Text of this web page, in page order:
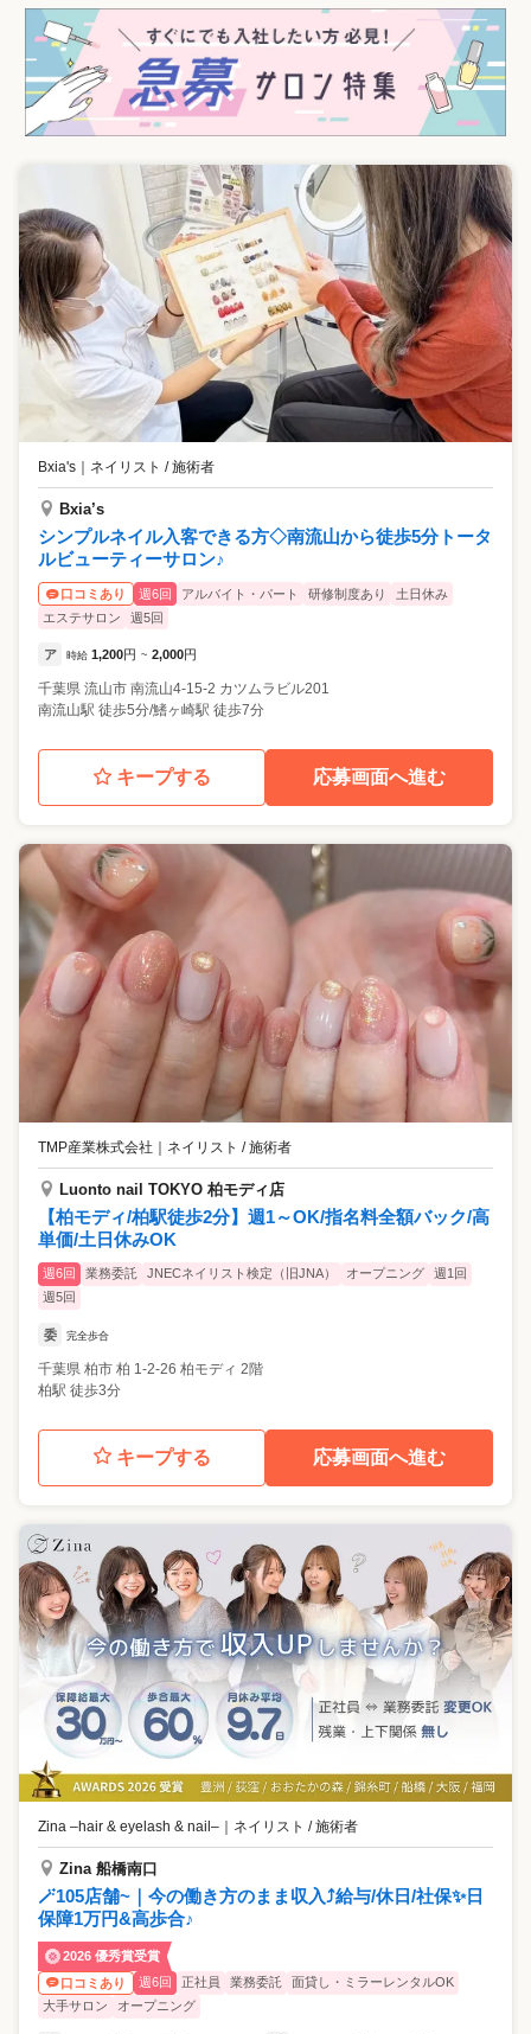
Bxia's ネイリスト / 施術者
Bxia’s
シンプルネイル入客できる方◇南流山から徒歩5分トータ
ルビューティーサロン♪
口コミあり 週6回 アルバイト・パート 研修制度あり
土日休み
エステサロン
週5回
ア 時給 1,200円 ~ 2,000円
千葉県 流山市 南流山4-15-2 カツムラビル201
南流山駅 徒歩5分/鰭ヶ崎駅 徒歩7分
キープする 応募画面へ進む
TMP産業株式会社 ｜ ネイリスト / 施術者
Luonto nail TOKYO 柏モディ店
【柏モディ/柏駅徒歩2分】週1～OK/指名料全額バック/高
単価/土日休みOK
週6回 業務委託 JNECネイリスト検定（旧JNA） オープニング
週1回
週5回
委 完全歩合
千葉県 柏市 柏 1-2-26 柏モディ 2階
柏駅 徒歩3分
キープする 応募画面へ進む
Zina –hair & eyelash & nail– ネイリスト / 施術者
Zina 船橋南口
🪄105店舗~｜今の働き方のまま収入⤴️給与/休日/社保✨日
保障1万円&高歩合♪
2026 優秀賞受賞
口コミあり
週6回 正社員 業務委託
面貸し・ミラーレンタルOK
大手サロン
オープニング